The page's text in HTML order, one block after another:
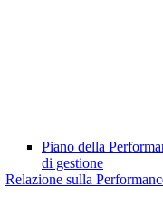
Piano della
di gestione
Relazione sulla